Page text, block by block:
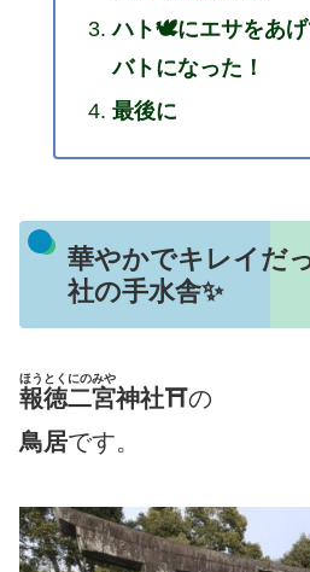
ハト🕊にエサをあげ
バトになった！
最後に
華やかでキレイだ
社の手水舎✨
報徳二宮
ほうとくにのみや
神社⛩の
鳥居です。